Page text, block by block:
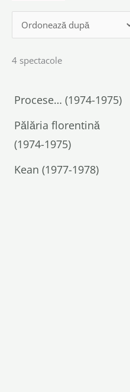
4 spectacole
Procese… (1974-1975)
Pălăria florentină
(1974-1975)
Kean (1977-1978)